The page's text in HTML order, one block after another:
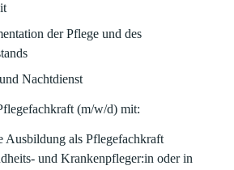
der Pflege und des
Nachtdienst
(m/w/d) mit:
Ausbildung als Pflegefachkraft
und Krankenpfleger:in oder in